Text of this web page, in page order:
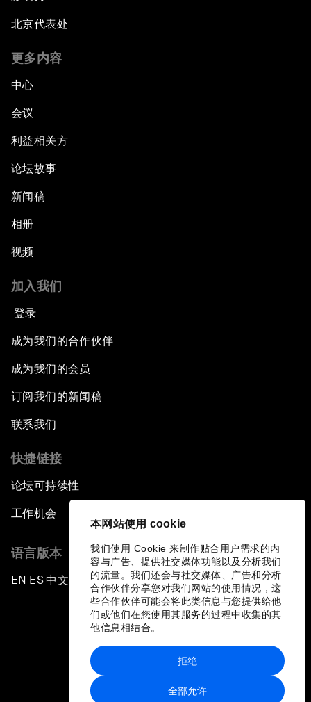
本网站使用 cookie
我们使用 Cookie 来制作贴合用户需求的内
容与广告、提供社交媒体功能以及分析我们
的流量。我们还会与社交媒体、广告和分析
合作伙伴分享您对我们网站的使用情况，这
些合作伙伴可能会将此类信息与您提供给他
们或他们在您使用其服务的过程中收集的其
他信息相结合。
全部允许
拒绝
北京代表处
更多内容
中心
会议
利益相关方
论坛故事
新闻稿
相册
视频
加入我们
登录
成为我们的合作伙伴
成为我们的会员
订阅我们的新闻稿
联系我们
快捷链接
论坛可持续性
工作机会
语言版本
EN ▪ES▪中文▪ 日本語
站点地图